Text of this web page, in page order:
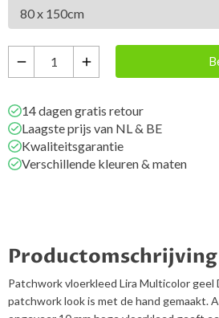
remove add
14 dagen gratis retour
Laagste prijs van NL & BE
Kwaliteitsgarantie
Verschillende kleuren & maten
Productomschrijving
Patchwork vloerkleed Lira Multicolor
patchwork look is met de hand gemaakt.